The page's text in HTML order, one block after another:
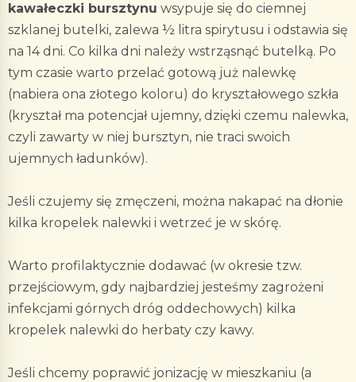
kawałeczki bursztynu wsypuje się do ciemnej
szklanej butelki, zalewa ½ litra spirytusu i odstawia się
na 14 dni. Co kilka dni należy wstrząsnąć butelką. Po
tym czasie warto przelać gotową już nalewkę
(nabiera ona złotego koloru) do kryształowego szkła
(kryształ ma potencjał ujemny, dzięki czemu nalewka,
czyli zawarty w niej bursztyn, nie traci swoich
ujemnych ładunków).
Jeśli czujemy się zmęczeni, można nakapać na dłonie
kilka kropelek nalewki i wetrzeć je w skórę.
Warto profilaktycznie dodawać (w okresie tzw.
przejściowym, gdy najbardziej jesteśmy zagrożeni
infekcjami górnych dróg oddechowych) kilka
kropelek nalewki do herbaty czy kawy.
Jeśli chcemy poprawić jonizację w mieszkaniu (a